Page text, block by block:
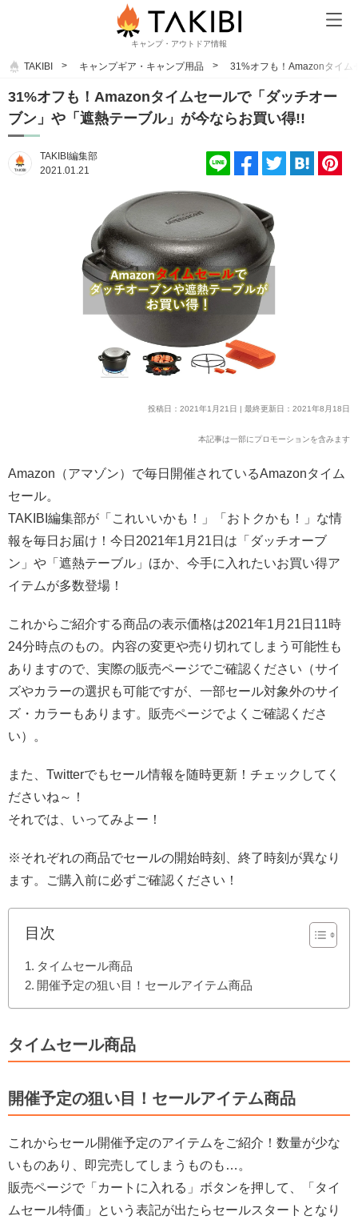
キャンプ・アウトドア情報
TAKIBI キャンプギア・キャンプ用品 31%オフも！Amazonタイム
31%オフも！Amazonタイムセールで「ダッチオー
ブン」や「遮熱テーブル」が今ならお買い得!!
TAKIBI編集部
2021.01.21
投稿日：2021年1月21日 | 最終更新日：2021年8月18日
本記事は一部にプロモーションを含みます
Amazon（アマゾン）で毎日開催されているAmazonタイム
セール。
TAKIBI編集部が「これいいかも！」「おトクかも！」な情
報を毎日お届け！今日2021年1月21日は「ダッチオーブ
ン」や「遮熱テーブル」ほか、今手に入れたいお買い得ア
イテムが多数登場！
これからご紹介する商品の表示価格は2021年1月21日11時
24分時点のもの。内容の変更や売り切れてしまう可能性も
ありますので、実際の販売ページでご確認ください（サイ
ズやカラーの選択も可能ですが、一部セール対象外のサイ
ズ・カラーもあります。販売ページでよくご確認くださ
い）。
また、Twitterでもセール情報を随時更新！チェックしてく
ださいね～！
それでは、いってみよー！
※それぞれの商品でセールの開始時刻、終了時刻が異なり
ます。ご購入前に必ずご確認ください！
目次
タイムセール商品
開催予定の狙い目！セールアイテム商品
タイムセール商品
開催予定の狙い目！セールアイテム商品
これからセール開催予定のアイテムをご紹介！数量が少な
いものあり、即完売してしまうものも…。
販売ページで「カートに入れる」ボタンを押して、「タイ
ムセール特価」という表記が出たらセールスタートとなり